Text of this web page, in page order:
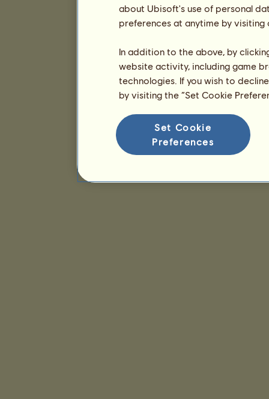
about Ubisoft's use of personal
preferences at anytime by
In addition to the above, by
website activity, including game
technologies. If you wish to
by visiting the “Set Cookie
Set Cookie
Preferences